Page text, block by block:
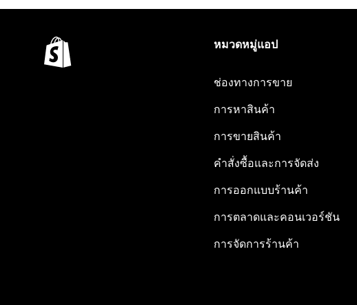
หมวดหมู่แอป
ช่องทางการขาย
การหาสินค้า
การขายสินค้า
คำสั่งซื้อและการจัดส่ง
การออกแบบร้านค้า
การตลาดและคอนเวอร์ชัน
การจัดการร้านค้า